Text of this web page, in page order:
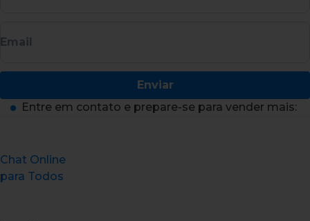
Email
Enviar
Entre em contato e prepare-se para vender mais:
Chat Online
para Todos